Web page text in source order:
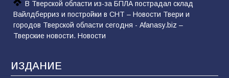
В Тверской области из-за БПЛА пострадал склад
Вайлдберриз и постройки в СНТ – Новости Твери и
городов Тверской области сегодня - Afanasy.biz –
Тверские новости. Новости
ИЗДАНИЕ